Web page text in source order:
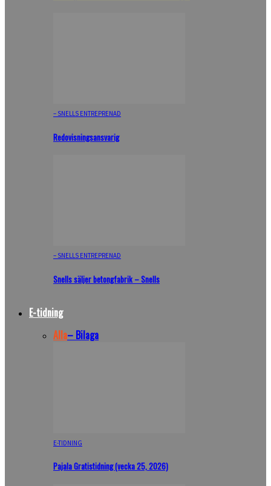
– SNELLS ENTREPRENAD
Redovisningsansvarig
– SNELLS ENTREPRENAD
Snells säljer betongfabrik – Snells
E-tidning
Alla– Bilaga
E-TIDNING
Pajala Gratistidning (vecka 25, 2026)